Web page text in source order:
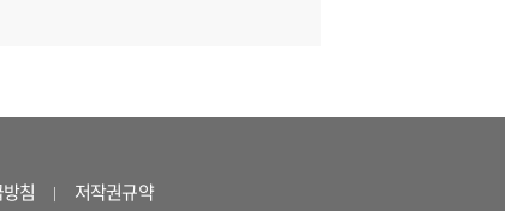
침
저작권규약